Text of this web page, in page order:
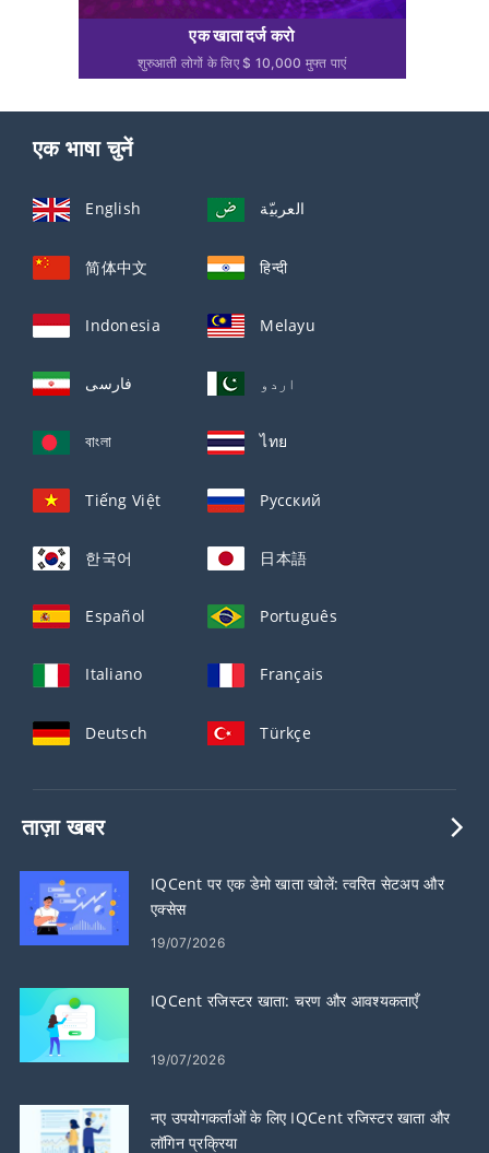
एक खाता दर्ज करो
शुरुआती लोगों के लिए $ 10,000 मुफ्त पाएं
एक भाषा चुनें
English العربيّة
简体中文 हिन्दी
Indonesia Melayu
فارسی اردو
বাংলা ไทย
Tiếng Việt Русский
한국어 日本語
Español Português
Italiano Français
Deutsch Türkçe
ताज़ा खबर
IQCent पर एक डेमो खाता खोलें: त्वरित सेटअप और
एक्सेस
19/07/2026
IQCent रजिस्टर खाता: चरण और आवश्यकताएँ
19/07/2026
नए उपयोगकर्ताओं के लिए IQCent रजिस्टर खाता और
लॉगिन प्रक्रिया